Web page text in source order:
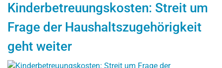
Kinderbetreuungskosten: Streit um
Frage der Haushaltszugehörigkeit
geht weiter